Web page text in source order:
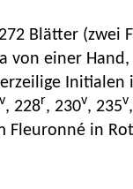
Blätter (zwei
von einer
Initialen
v, 228r, 230v, 235v
in